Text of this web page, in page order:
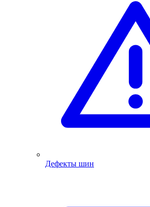
Дефекты шин